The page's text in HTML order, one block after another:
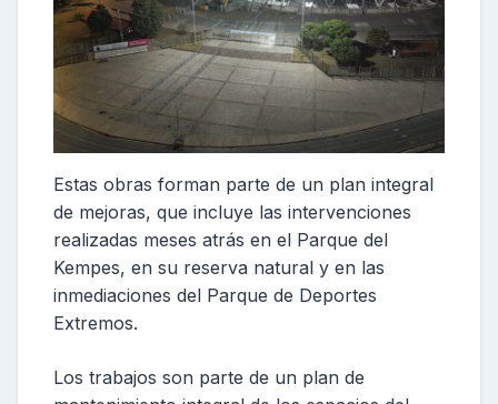
Estas obras forman parte de un plan integral
de mejoras, que incluye las intervenciones
realizadas meses atrás en el Parque del
Kempes, en su reserva natural y en las
inmediaciones del Parque de Deportes
Extremos.
Los trabajos son parte de un plan de